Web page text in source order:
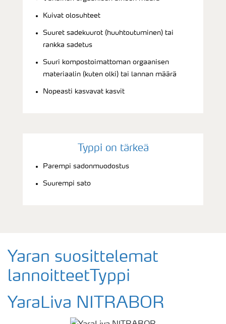
Kuivat olosuhteet
Suuret sadekuurot (huuhtoutuminen) tai
rankka sadetus
Suuri kompostoimattoman orgaanisen
materiaalin (kuten olki) tai lannan määrä
Nopeasti kasvavat kasvit
Typpi on tärkeä
Parempi sadonmuodostus
Suurempi sato
Yaran suosittelemat
lannoitteetTyppi
YaraLiva NITRABOR